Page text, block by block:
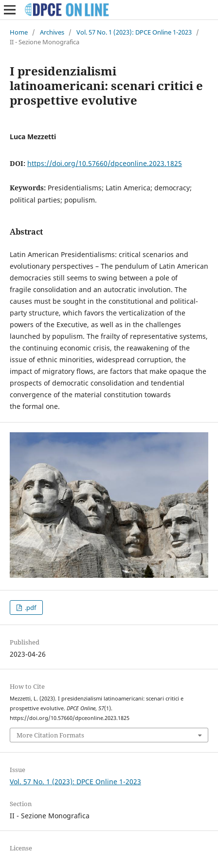
Home / Archives / Vol. 57 No. 1 (2023): DPCE Online 1-2023 /
II - Sezione Monografica
I presidenzialismi
latinoamericani: scenari critici e
prospettive evolutive
Luca Mezzetti
DOI: https://doi.org/10.57660/dpceonline.2023.1825
Keywords: Presidentialisms; Latin America; democracy;
political parties; populism.
Abstract
Latin American Presidentialisms: critical scenarios and
evolutionary perspectives – The pendulum of Latin American
democracies still seems to swing between a pole of
fragile consolidation and an autocratic involution. The
causes must be sought in the constitutional and political-
party structure, which favors the verticalization of the
powers of the Executive, as well as in the challenges
launched by populism. The frailty of representative systems,
the continuing economic crisis, the reawakening of the
issue of ethnic minorities, widespread corruption, the
impact of migratory flows, are factors that make opaque the
prospects of democratic consolidation and tendential
convergence of the material constitution towards
the formal one.
.pdf
Published
2023-04-26
How to Cite
Mezzetti, L. (2023). I presidenzialismi latinoamericani: scenari critici e
prospettive evolutive. DPCE Online, 57(1).
https://doi.org/10.57660/dpceonline.2023.1825
More Citation Formats
Issue
Vol. 57 No. 1 (2023): DPCE Online 1-2023
Section
II - Sezione Monografica
License